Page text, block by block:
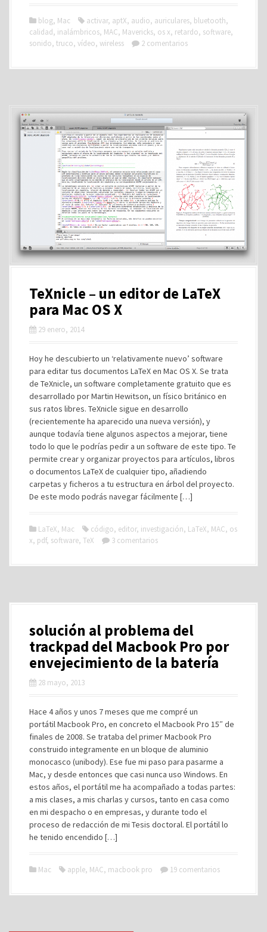
blog, Mac activar, aptX, audio, auriculares, bluetooth,
calidad, inalámbricos, MAC, Mavericks, os x, retardo, software,
sonido, truco, vídeo, wireless 2 comentarios
TeXnicle – un editor de LaTeX
para Mac OS X
29 enero, 2014
Hoy he descubierto un ‘relativamente nuevo’ software
para editar tus documentos LaTeX en Mac OS X. Se trata
de TeXnicle, un software completamente gratuito que es
desarrollado por Martin Hewitson, un físico británico en
sus ratos libres. TeXnicle sigue en desarrollo
(recientemente ha aparecido una nueva versión), y
aunque todavía tiene algunos aspectos a mejorar, tiene
todo lo que le podrías pedir a un software de este tipo. Te
permite crear y organizar proyectos para artículos, libros
o documentos LaTeX de cualquier tipo, añadiendo
carpetas y ficheros a tu estructura en árbol del proyecto.
De este modo podrás navegar fácilmente […]
LaTeX, Mac código, editor, investigación, LaTeX, MAC, os
x, pdf, software, TeX 3 comentarios
solución al problema del
trackpad del Macbook Pro por
envejecimiento de la batería
28 mayo, 2013
Hace 4 años y unos 7 meses que me compré un
portátil Macbook Pro, en concreto el Macbook Pro 15″ de
finales de 2008. Se trataba del primer Macbook Pro
construido integramente en un bloque de aluminio
monocasco (unibody). Ese fue mi paso para pasarme a
Mac, y desde entonces que casi nunca uso Windows. En
estos años, el portátil me ha acompañado a todas partes:
a mis clases, a mis charlas y cursos, tanto en casa como
en mi despacho o en empresas, y durante todo el
proceso de redacción de mi Tesis doctoral. El portátil lo
he tenido encendido […]
Mac apple, MAC, macbook pro 19 comentarios